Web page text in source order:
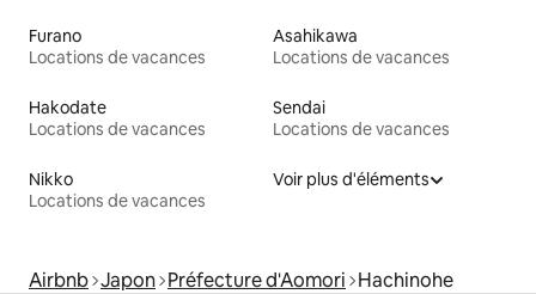
Furano
Locations de vacances
Asahikawa
Locations de vacances
Hakodate
Locations de vacances
Sendai
Locations de vacances
Nikko
Locations de vacances
Voir plus d'éléments
Airbnb Japon Préfecture d'Aomori Hachinohe